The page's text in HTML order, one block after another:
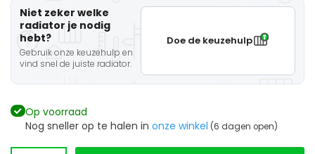
Niet zeker welke
radiator je nodig
hebt?
Gebruik onze keuzehulp en
vind snel de juiste radiator.
Doe de keuzehulp
Op voorraad
Nog sneller op te halen in onze winkel (6 dagen open)